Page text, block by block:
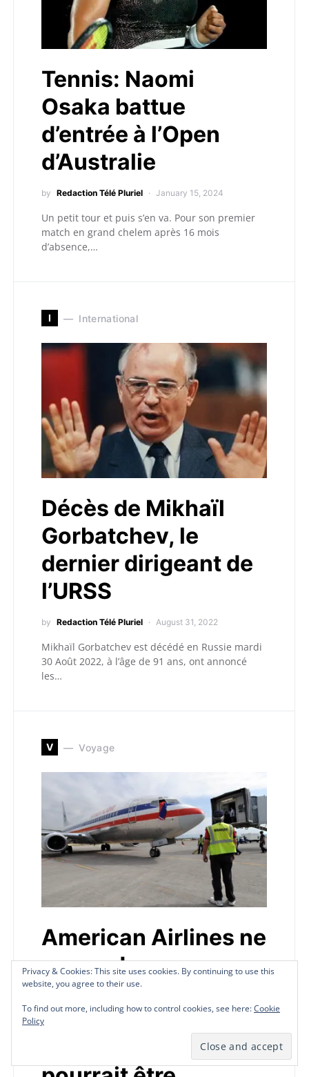
Tennis: Naomi
Osaka battue
d’entrée à l’Open
d’Australie
by Redaction Télé Pluriel January 15, 2024
Un petit tour et puis s’en va. Pour son premier
match en grand chelem après 16 mois
d’absence,…
I International
Décès de Mikhaïl
Gorbatchev, le
dernier dirigeant de
l’URSS
by Redaction Télé Pluriel August 31, 2022
Mikhaïl Gorbatchev est décédé en Russie mardi
30 Août 2022, à l’âge de 91 ans, ont annoncé
les…
V Voyage
American Airlines ne
reprendra pas ses
vols vers Haïti début
février, une
éventuelle reprise
Privacy & Cookies: This site uses cookies. By continuing to use this
website, you agree to their use.
To find out more, including how to control cookies, see here:Cookie
Policy
Privacy & Cookies: This site uses cookies. By continuing to use this
website, you agree to their use.
To find out more, including how to control cookies, see here:Cookie
Policy